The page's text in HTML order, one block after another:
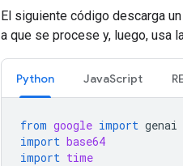
El siguiente código descarga
a que se procese y, luego, usa
Python JavaScript
from google import genai
import base64
import time